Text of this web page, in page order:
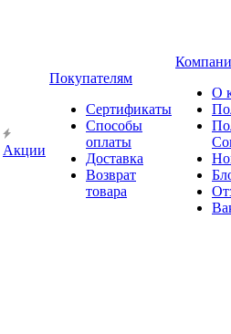
Акции
Покупателям
Сертификаты
Способы
оплаты
Доставка
Возврат
товара
О